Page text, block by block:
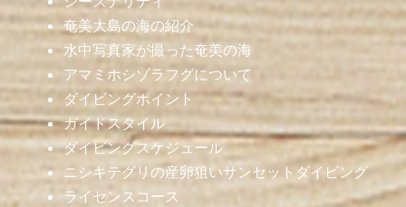
奄美大島の海の紹介
水中写真家が撮った奄美の海
アマミホシゾラフグについて
ダイビングポイント
ガイドスタイル
ダイビングスケジュール
ニシキテグリの産卵狙いサンセットダイビング
ライセンスコース